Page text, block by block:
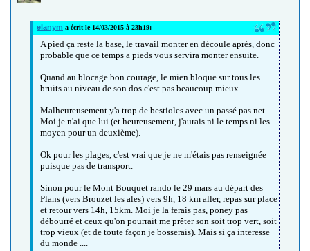
elanym a écrit le 14/03/2015 à 23h19:
A pied ça reste la base, le travail monter en découle après, donc
probable que ce temps a pieds vous servira monter ensuite.
Quand au blocage bon courage, le mien bloque sur tous les
bruits au niveau de son dos c'est pas beaucoup mieux ...
Malheureusement y'a trop de bestioles avec un passé pas net.
Moi je n'ai que lui (et heureusement, j'aurais ni le temps ni les
moyen pour un deuxième).
Ok pour les plages, c'est vrai que je ne m'étais pas renseignée
puisque pas de transport.
Sinon pour le Mont Bouquet rando le 29 mars au départ des
Plans (vers Brouzet les ales) vers 9h, 18 km aller, repas sur place
et retour vers 14h, 15km. Moi je la ferais pas, poney pas
débourré et ceux qu'on pourrait me prêter son soit trop vert, soit
trop vieux (et de toute façon je bosserais). Mais si ça interesse
du monde ....